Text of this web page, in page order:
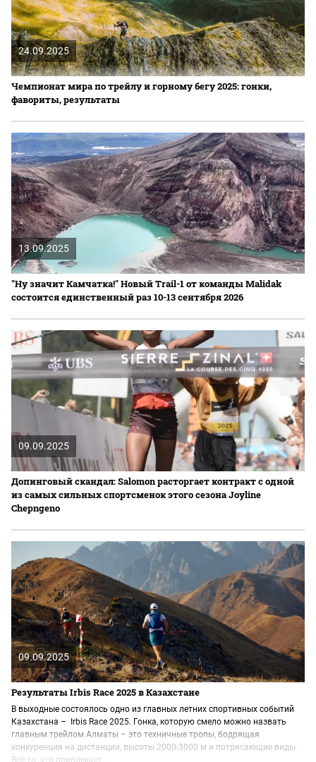
24.09.2025
Чемпионат мира по трейлу и горному бегу 2025: гонки,
фавориты, результаты
13.09.2025
"Ну значит Камчатка!" Новый Trail-1 от команды Malidak
состоится единственный раз 10-13 сентября 2026
09.09.2025
Допинговый скандал: Salomon расторгает контракт с одной
из самых сильных спортсменок этого сезона Joyline
Chepngeno
09.09.2025
Результаты Irbis Race 2025 в Казахстане
В выходные состоялось одно из главных летних спортивных событий
Казахстана – Irbis Race 2025. Гонка, которую смело можно назвать
главным трейлом Алматы – это техничные тропы, бодрящая
конкуренция на дистанции, высоты 2000-3000 м и потрясающие виды.
Всё то, что привлекает...